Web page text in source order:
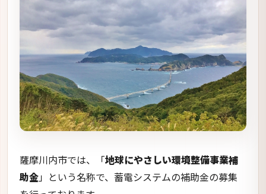
薩摩川内市では、「 地球にやさしい環境整備事業補
助金」という名称で、蓄電システムの補助金の募集
を行っております。
こちらも個人住宅と事務所などの法人に対応してお
りますが、ここでは個人住宅に関する補助内容につ
いて解説をしていきます。
(蓄電システム、ZEH)のご案内／薩摩川内市
(satsumasendai.lg.jp)